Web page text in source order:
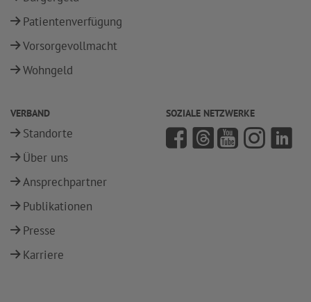
Patientenverfügung
Vorsorgevollmacht
Wohngeld
VERBAND
Standorte
Über uns
Ansprechpartner
Publikationen
Presse
Karriere
SOZIALE NETZWERKE